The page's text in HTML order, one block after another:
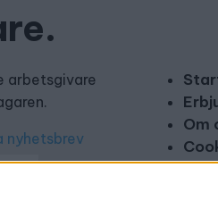
arbetsgivare
nyhetsbrev
Om